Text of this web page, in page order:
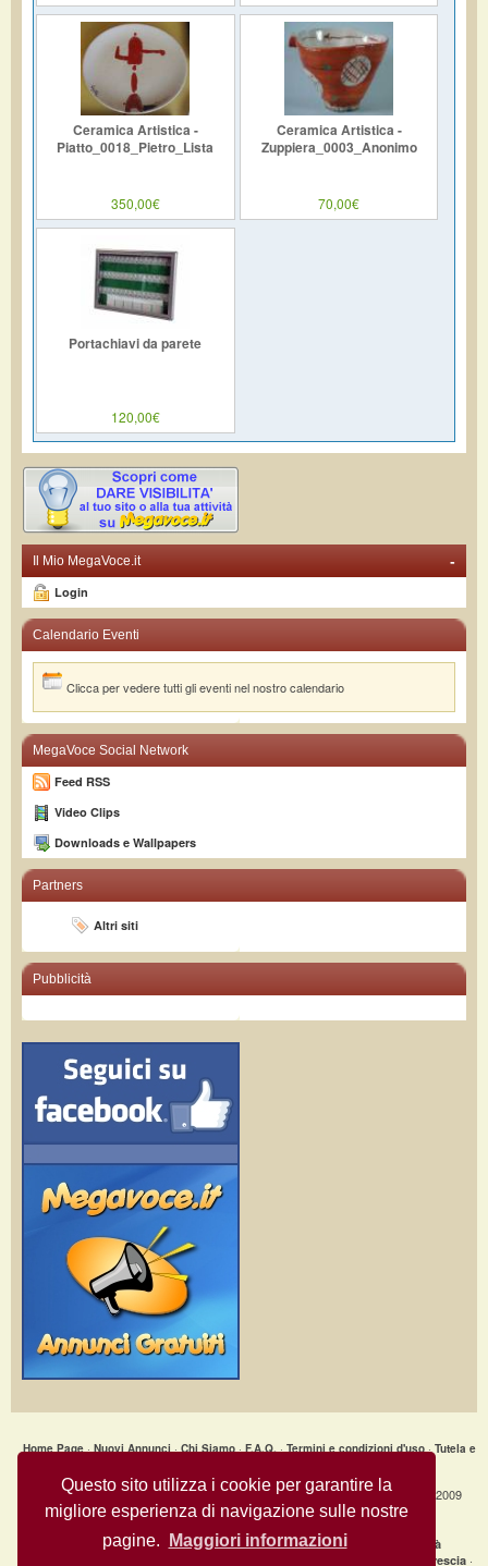
Questo sito utilizza i cookie per garantire la
migliore esperienza di navigazione sulle nostre
pagine.
Maggiori informazioni
Ceramica Artistica -
Piatto_0018_Pietro_Lista
350,00€
Ceramica Artistica -
Zuppiera_0003_Anonimo
70,00€
Portachiavi da parete
120,00€
-
Il Mio MegaVoce.it
Login
Calendario Eventi
Clicca per vedere tutti gli eventi nel nostro calendario
MegaVoce Social Network
Feed RSS
Video Clips
Downloads e Wallpapers
Partners
Altri siti
Pubblicità
Home Page·Nuovi Annunci·Chi Siamo·F.A.Q.·Termini e condizioni d'uso·Tutela e
Annunci Gratuiti » Ceramica Artistica - Brocca_0003_Anonimo © Copyright 2009
MegaVoce.it- All Rights Reserved.
Annunci recenti per città|clicca qui per la lista completa delle città
Annunci gratuiti Brescia ·